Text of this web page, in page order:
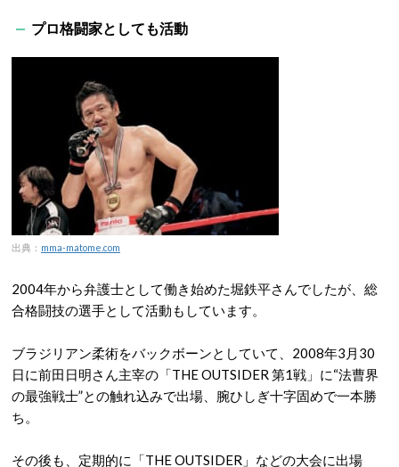
プロ格闘家としても活動
出典： mma-matome.com
2004年から弁護士として働き始めた堀鉄平さんでしたが、総
合格闘技の選手として活動もしています。
ブラジリアン柔術をバックボーンとしていて、2008年3月30
日に前田日明さん主宰の「THE OUTSIDER 第1戦」に“法曹界
の最強戦士”との触れ込みで出場、腕ひしぎ十字固めで一本勝
ち。
その後も、定期的に「THE OUTSIDER」などの大会に出場